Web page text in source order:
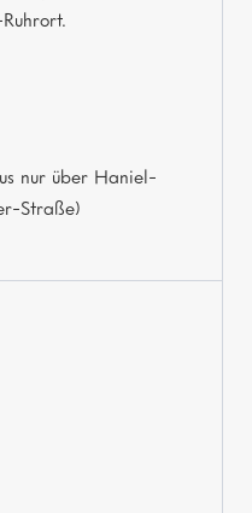
nur über Haniel-
Straße)